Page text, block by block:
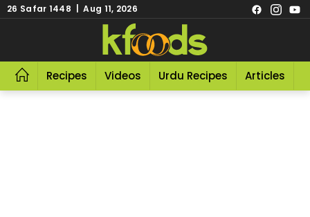
26 Safar 1448 | Aug 11, 2026
Recipes Videos Urdu Recipes Articles